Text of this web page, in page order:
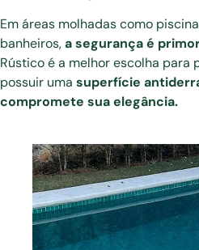
Em áreas molhadas como
banheiros,a segurança é
Rústico é a melhor escolha para
possuir uma superfície
compromete sua elegância.